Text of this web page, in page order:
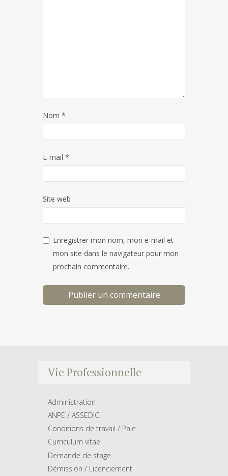
Nom *
E-mail *
Site web
Enregistrer mon nom, mon e-mail et
mon site dans le navigateur pour mon
prochain commentaire.
Vie Professionnelle
Administration
ANPE / ASSEDIC
Conditions de travail / Paie
Curriculum vitae
Demande de stage
Démission / Licenciement